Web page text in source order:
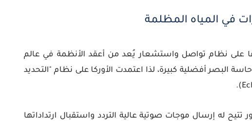
في المياه المظلمة
على نظام تواصل واستشعار يُعد من أعقد الأنظمة في عالم
البصر أفضلية كبيرة، لذا اعتمدت الأوركا على نظام "التحديد
.
تتيح له إرسال موجات صوتية عالية التردد واستقبال ارتداداتها